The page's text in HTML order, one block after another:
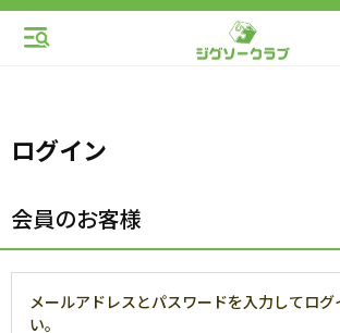
ログイン
会員のお客様
メールアドレスとパスワードを入力してログ
い。